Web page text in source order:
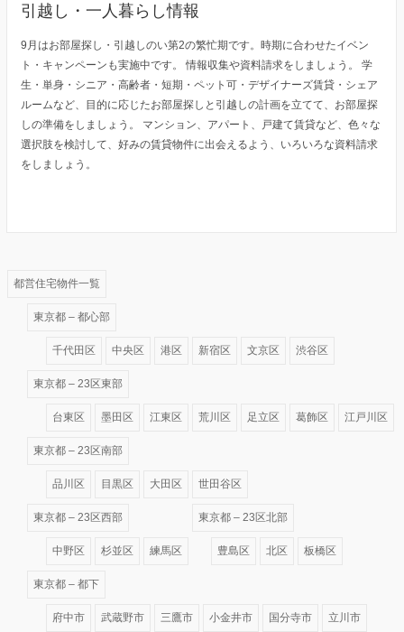
引越し・一人暮らし情報
9月はお部屋探し・引越しのい第2の繁忙期です。時期に合わせたイベン
ト・キャンペーンも実施中です。 情報収集や資料請求をしましょう。 学
生・単身・シニア・高齢者・短期・ペット可・デザイナーズ賃貸・シェア
ルームなど、目的に応じたお部屋探しと引越しの計画を立てて、お部屋探
しの準備をしましょう。 マンション、アパート、戸建て賃貸など、色々な
選択肢を検討して、好みの賃貸物件に出会えるよう、いろいろな資料請求
をしましょう。
都営住宅物件一覧
東京都 – 都心部
千代田区 中央区 港区 新宿区 文京区 渋谷区
東京都 – 23区東部
台東区 墨田区 江東区 荒川区 足立区 葛飾区 江戸川区
東京都 – 23区南部
品川区 目黒区 大田区 世田谷区
東京都 – 23区西部
中野区 杉並区 練馬区
東京都 – 23区北部
豊島区 北区 板橋区
東京都 – 都下
府中市 武蔵野市 三鷹市 小金井市 国分寺市 立川市